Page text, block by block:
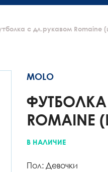
с дл.рукавом Romaine
MOLO
ROMAINE
В НАЛИЧИЕ
Пол: Девочки